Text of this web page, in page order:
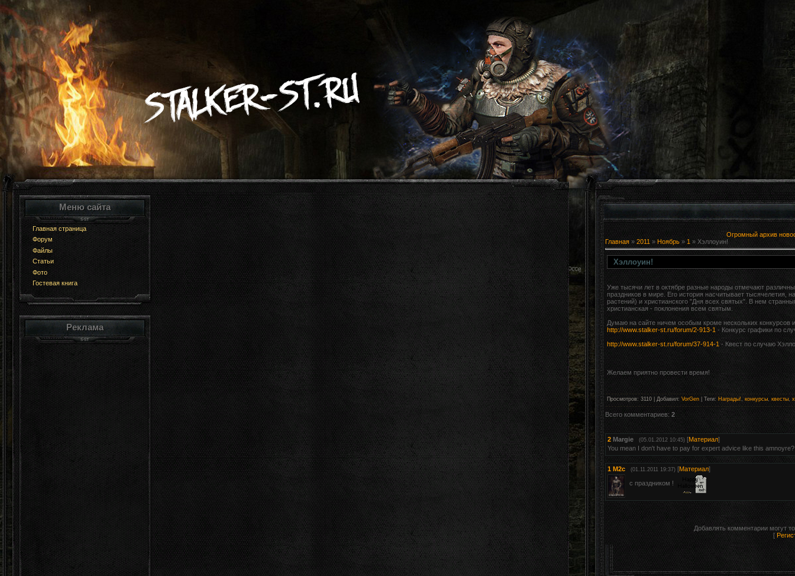
Меню сайта
Главная страница
Форум
Файлы
Статьи
Фото
Гостевая книга
Реклама
Огромный архив
Главная » 2011 » Ноябрь » 1 » Хэллоуин!
Хэллоуин!
Уже тысячи лет в октябре разные народы отмечают
праздников в мире. Его история насчитывает
растений) и христианского "Дня всех святых". В нем
христианская - поклонения всем святым.
Думаю на сайте ничем особым кроме нескольких конкурсов
http://www.stalker-st.ru/forum/2-913-1 - Конкурс графики по
http://www.stalker-st.ru/forum/37-914-1 - Квест по случаю
Желаем приятно провести время!
Просмотров: 3110 Добавил: VorGen Теги: Награды! конкурсы квесты
Всего комментариев: 2
2 Margie (05.01.2012 10:45) [Материал]
You mean I don't have to pay for expert advice like this
1 M2c (01.11.2011 19:37) [Материал]
с праздником !
Добавлять комментарии могут
[